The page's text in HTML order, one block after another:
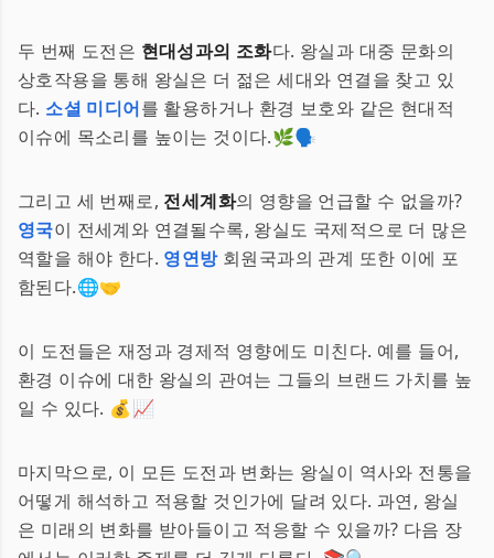
두 번째 도전은 현대성과의 조화다. 왕실과 대중 문화의
상호작용을 통해 왕실은 더 젊은 세대와 연결을 찾고 있
다. 소셜 미디어를 활용하거나 환경 보호와 같은 현대적
이슈에 목소리를 높이는 것이다.🌿🗣️
그리고 세 번째로, 전세계화의 영향을 언급할 수 없을까?
영국이 전세계와 연결될수록, 왕실도 국제적으로 더 많은
역할을 해야 한다. 영연방회원국과의 관계 또한 이에 포
함된다.🌐🤝
이 도전들은 재정과 경제적 영향에도 미친다. 예를 들어,
환경 이슈에 대한 왕실의 관여는 그들의 브랜드 가치를 높
일 수 있다. 💰📈
마지막으로, 이 모든 도전과 변화는 왕실이 역사와 전통을
어떻게 해석하고 적용할 것인가에 달려 있다. 과연, 왕실
은 미래의 변화를 받아들이고 적응할 수 있을까? 다음 장